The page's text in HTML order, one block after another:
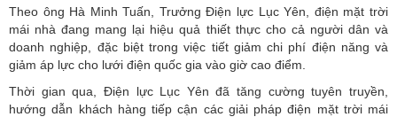
Theo ông Hà Minh Tuấn, Trưởng Điện lực Lục Yên, điện mặt trời
mái nhà đang mang lại hiệu quả thiết thực cho cả người dân và
doanh nghiệp, đặc biệt trong việc tiết giảm chi phí điện năng và
giảm áp lực cho lưới điện quốc gia vào giờ cao điểm.
Thời gian qua, Điện lực Lục Yên đã tăng cường tuyên truyền,
hướng dẫn khách hàng tiếp cận các giải pháp điện mặt trời mái